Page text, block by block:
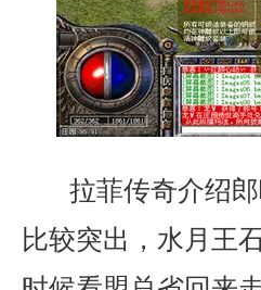
拉菲传奇介绍
比较突出，水月王